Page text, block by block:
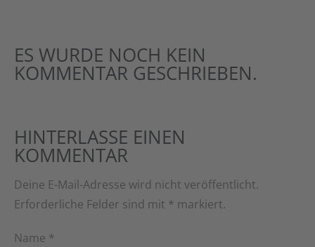
ES WURDE NOCH KEIN
KOMMENTAR GESCHRIEBEN.
HINTERLASSE EINEN
KOMMENTAR
Deine E-Mail-Adresse wird nicht veröffentlicht.
Erforderliche Felder sind mit * markiert.
Name *